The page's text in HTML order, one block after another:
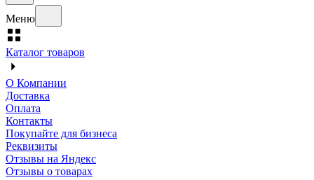
Меню
Каталог товаров
О Компании
Доставка
Оплата
Контакты
Покупайте для бизнеса
Реквизиты
Отзывы на Яндекс
Отзывы о товарах